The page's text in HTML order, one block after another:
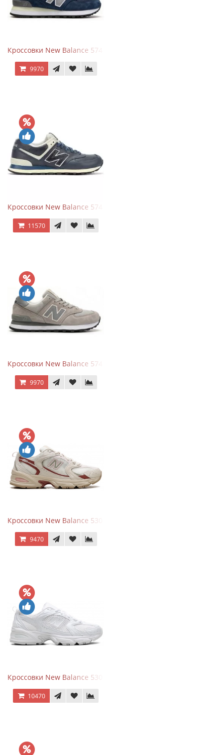
Кроссовки New Balance 574 Classic Blue Grey
9970
Кроссовки New Balance 574 Classic Blue White Leather
11570
Кроссовки New Balance 574 Silver Summer Fog
9970
Кроссовки New Balance 530 Festival Pack Clay
9470
Кроссовки New Balance 530 Total White Silver
10470